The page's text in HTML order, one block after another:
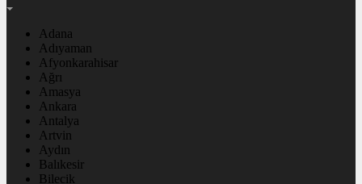
Adana
Adıyaman
Afyonkarahisar
Ağrı
Amasya
Ankara
Antalya
Artvin
Aydın
Balıkesir
Bilecik